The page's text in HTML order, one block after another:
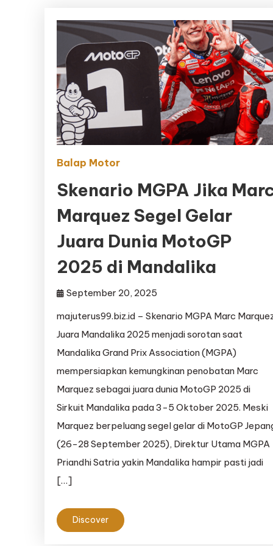
Balap Motor
Skenario MGPA Jika
Marquez Segel Gelar
Juara Dunia MotoGP
2025 di Mandalika
September 20, 2025
majuterus99.biz.id – Skenario MGPA Marc
Juara Mandalika 2025 menjadi sorotan saat
Mandalika Grand Prix Association (MGPA)
mempersiapkan kemungkinan penobatan Marc
Marquez sebagai juara dunia MotoGP 2025 di
Sirkuit Mandalika pada 3-5 Oktober 2025. Meski
Marquez berpeluang segel gelar di MotoGP
(26-28 September 2025), Direktur Utama MGPA
Priandhi Satria yakin Mandalika hampir pasti jadi
[…]
Discover